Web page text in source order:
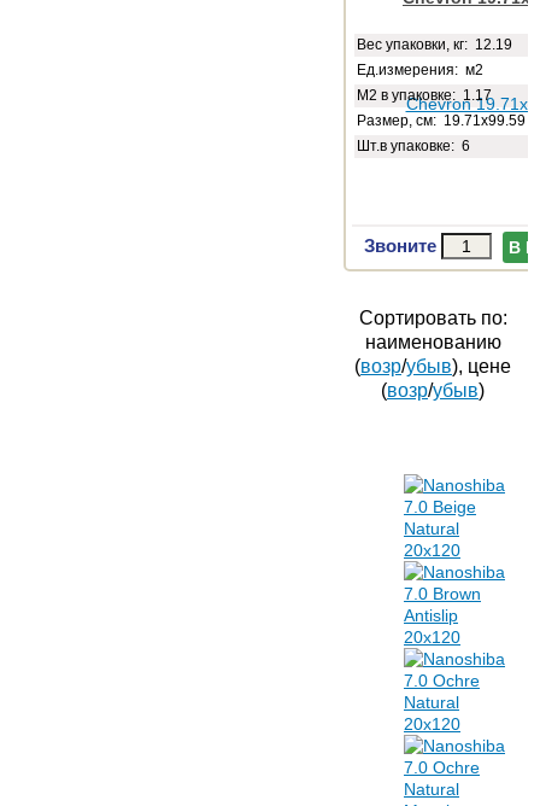
Веc упаковки, кг: 12.19
Ед.измерения: м2
М2 в упаковке: 1.17
Размер, см: 19.71x99.59
Шт.в упаковке: 6
Звоните В
Сортировать по:
наименованию
(возр/убыв), цене
(возр/убыв)